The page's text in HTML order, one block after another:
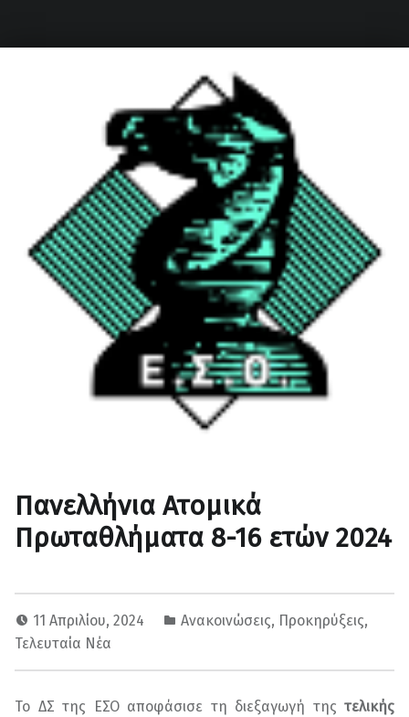
Κάνε τη σωστή κίνηση…
Πανελλήνια Ατομικά
Πρωταθλήματα 8-16 ετών 2024
11 Απριλίου, 2024 Ανακοινώσεις, Προκηρύξεις,
Τελευταία Νέα
Το ΔΣ της ΕΣΟ αποφάσισε τη διεξαγωγή της τελικής